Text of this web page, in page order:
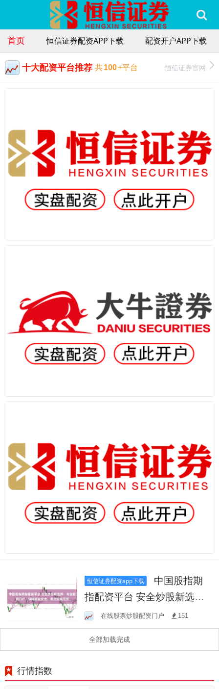
首页 恒信证券配资APP下载 配资开户APP下载
十大配资平台推荐 共100+平台 恒信证券官网
恒信证券配资app下载
指配资平台 安全炒股新选
择：专业配资门户，保障资
金安全，助力投资无忧
在线股票炒股配资门户 151
全部加载完成
行情指数